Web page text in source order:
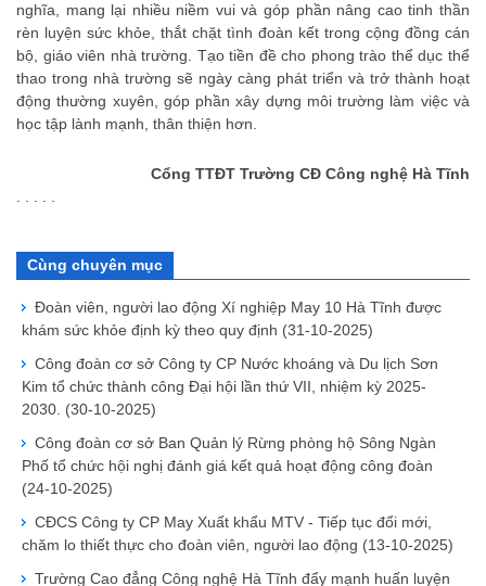
nghĩa, mang lại nhiều niềm vui và góp phần nâng cao tinh thần
rèn luyện sức khỏe, thắt chặt tình đoàn kết trong cộng đồng cán
bộ, giáo viên nhà trường. Tạo tiền đề cho phong trào thể dục thể
thao trong nhà trường sẽ ngày càng phát triển và trở thành hoạt
động thường xuyên, góp phần xây dựng môi trường làm việc và
học tập lành mạnh, thân thiện hơn.
Cổng TTĐT Trường CĐ Công nghệ Hà Tĩnh
Cùng chuyên mục
Đoàn viên, người lao động Xí nghiệp May 10 Hà Tĩnh được
khám sức khỏe định kỳ theo quy định (31-10-2025)
Công đoàn cơ sở Công ty CP Nước khoáng và Du lịch Sơn
Kim tổ chức thành công Đại hội lần thứ VII, nhiệm kỳ 2025-
2030. (30-10-2025)
Công đoàn cơ sở Ban Quản lý Rừng phòng hộ Sông Ngàn
Phố tổ chức hội nghị đánh giá kết quả hoạt động công đoàn
(24-10-2025)
CĐCS Công ty CP May Xuất khẩu MTV - Tiếp tục đổi mới,
chăm lo thiết thực cho đoàn viên, người lao động (13-10-2025)
Trường Cao đẳng Công nghệ Hà Tĩnh đẩy mạnh huấn luyện